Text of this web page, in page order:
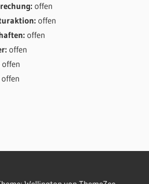
offen
offen
offen
offen
offen
offen